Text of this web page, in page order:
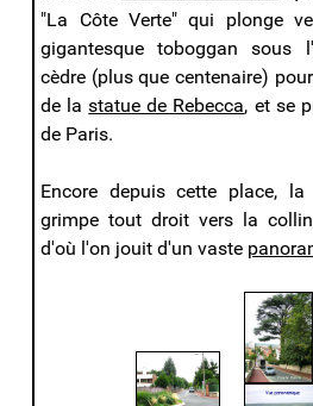
"La Côte Verte" qui plonge
gigantesque toboggan sous
cèdre (plus que centenaire)
de lastatue de Rebecca, et se
de Paris.
Encore depuis cette place, la
grimpe tout droit vers la
d'où l'on jouit d'un vaste